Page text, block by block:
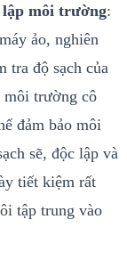
lập môi trường:
ảo, nghiên
tra độ sạch của
môi trường cô
đảm bảo môi
sẽ, độc lập và
tiết kiệm rất
tập trung vào